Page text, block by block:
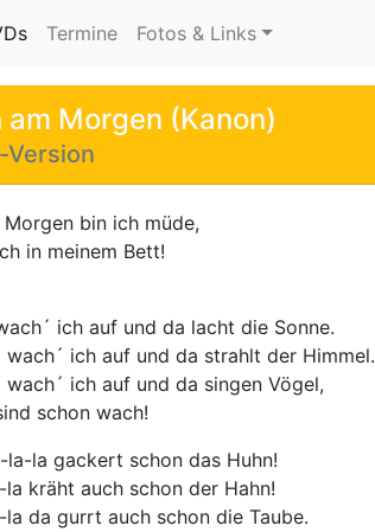
(current)
Termine Fotos & Links
am Morgen (Kanon)
Version
Morgen bin ich müde,
in meinem Bett!
ich auf und da lacht die Sonne.
wach´ ich auf und da strahlt der Himmel.
wach´ ich auf und da singen Vögel,
schon wach!
la-la gackert schon das Huhn!
kräht auch schon der Hahn!
da gurrt auch schon die Taube.